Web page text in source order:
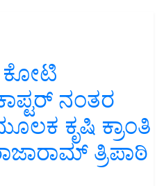
ಕೋಟಿ
ನಂತರ
ಕೃಷಿ ಕ್ರಾಂತಿ
ತ್ರಿಪಾಠಿ